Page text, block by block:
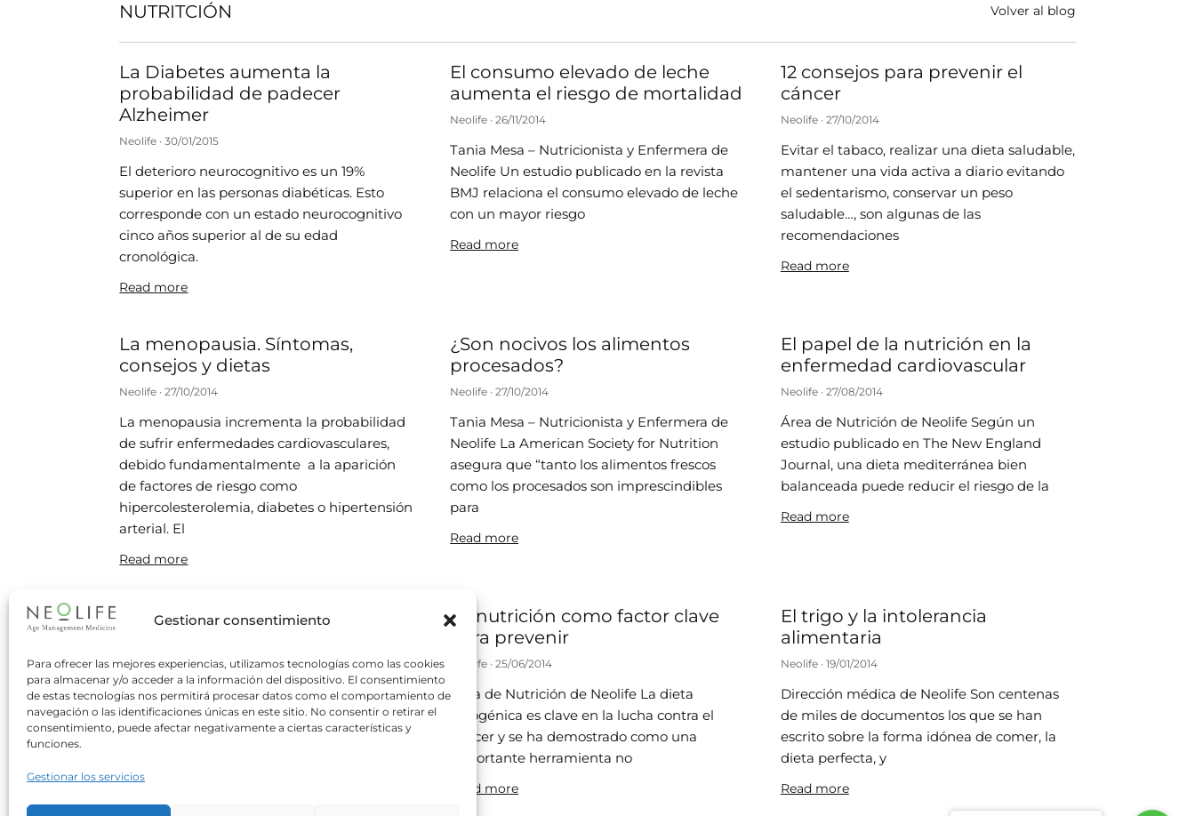
Gestionar consentimiento
Para ofrecer las mejores experiencias, utilizamos tecnologías como las cookies
para almacenar y/o acceder a la información del dispositivo. El consentimiento
de estas tecnologías nos permitirá procesar datos como el comportamiento de
navegación o las identificaciones únicas en este sitio. No consentir o retirar el
consentimiento, puede afectar negativamente a ciertas características y
funciones.
Gestionar los servicios
NUTRITCIÓN Volver al blog
La Diabetes aumenta la
probabilidad de padecer
Alzheimer
Neolife 30/01/2015
El deterioro neurocognitivo es un 19%
superior en las personas diabéticas. Esto
corresponde con un estado neurocognitivo
cinco años superior al de su edad
cronológica.
Read more
El consumo elevado de leche
aumenta el riesgo de mortalidad
Neolife 26/11/2014
Tania Mesa – Nutricionista y Enfermera de
Neolife Un estudio publicado en la revista
BMJ relaciona el consumo elevado de leche
con un mayor riesgo
Read more
12 consejos para prevenir el
cáncer
Neolife 27/10/2014
Evitar el tabaco, realizar una dieta saludable,
mantener una vida activa a diario evitando
el sedentarismo, conservar un peso
saludable…, son algunas de las
recomendaciones
Read more
La menopausia. Síntomas,
consejos y dietas
Neolife 27/10/2014
La menopausia incrementa la probabilidad
de sufrir enfermedades cardiovasculares,
debido fundamentalmente a la aparición
de factores de riesgo como
hipercolesterolemia, diabetes o hipertensión
arterial. El
Read more
¿Son nocivos los alimentos
procesados?
Neolife 27/10/2014
Tania Mesa – Nutricionista y Enfermera de
Neolife La American Society for Nutrition
asegura que “tanto los alimentos frescos
como los procesados son imprescindibles
para
Read more
El papel de la nutrición en la
enfermedad cardiovascular
Neolife 27/08/2014
Área de Nutrición de Neolife Según un
estudio publicado en The New England
Journal, una dieta mediterránea bien
balanceada puede reducir el riesgo de la
Read more
La nutrición y la prevencion del
Neolife 28/07/2014
Área de Nutrición de Neolife Un eritema
solar (quemadura de grado I) en la infancia
o juventud puede ser suficiente para
La nutrición como factor clave
para prevenir
Neolife 25/06/2014
Área de Nutrición de Neolife La dieta
cetogénica es clave en la lucha contra el
cáncer y se ha demostrado como una
importante herramienta no
Read more
El trigo y la intolerancia
alimentaria
Neolife 19/01/2014
Dirección médica de Neolife Son centenas
de miles de documentos los que se han
escrito sobre la forma idónea de comer, la
dieta perfecta, y
Read more